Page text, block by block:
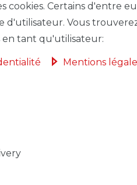
cookies. Certains d'entre
d'utilisateur. Vous
en tant qu'utilisateur:
Mentions